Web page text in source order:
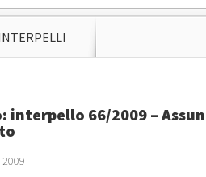
interpello 66/2009 –
2009